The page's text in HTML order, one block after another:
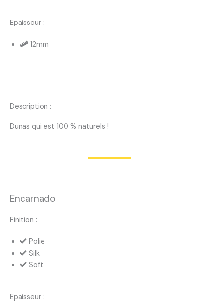
Epaisseur :
12mm
Description :
Dunas qui est 100 % naturels !
Encarnado
Finition :
Polie
Silk
Soft
Epaisseur :